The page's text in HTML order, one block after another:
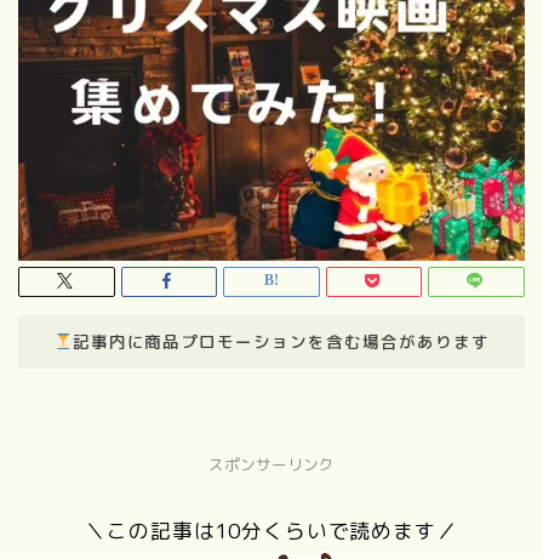
記事内に商品プロモーションを含む場合があります
スポンサーリンク
＼この記事は10分くらいで読めます／